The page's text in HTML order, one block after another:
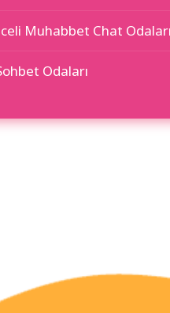
Muhabbet Chat Odaları
Odaları